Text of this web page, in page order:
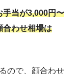
手当が3,000円〜
合わせ相場は
ので、顔合わせ